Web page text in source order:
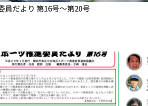
員だより 第16号～第20号